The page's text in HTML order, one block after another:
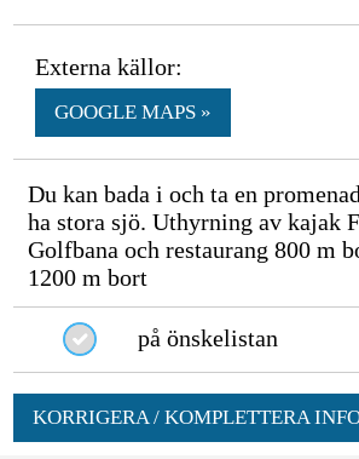
Externa källor:
GOOGLE MAPS »
Du kan bada i och ta en
ha stora sjö. Uthyrning av kajak
Golfbana och restaurang 800 m
1200 m bort
på önskelistan
KORRIGERA / KOMPLETTERA